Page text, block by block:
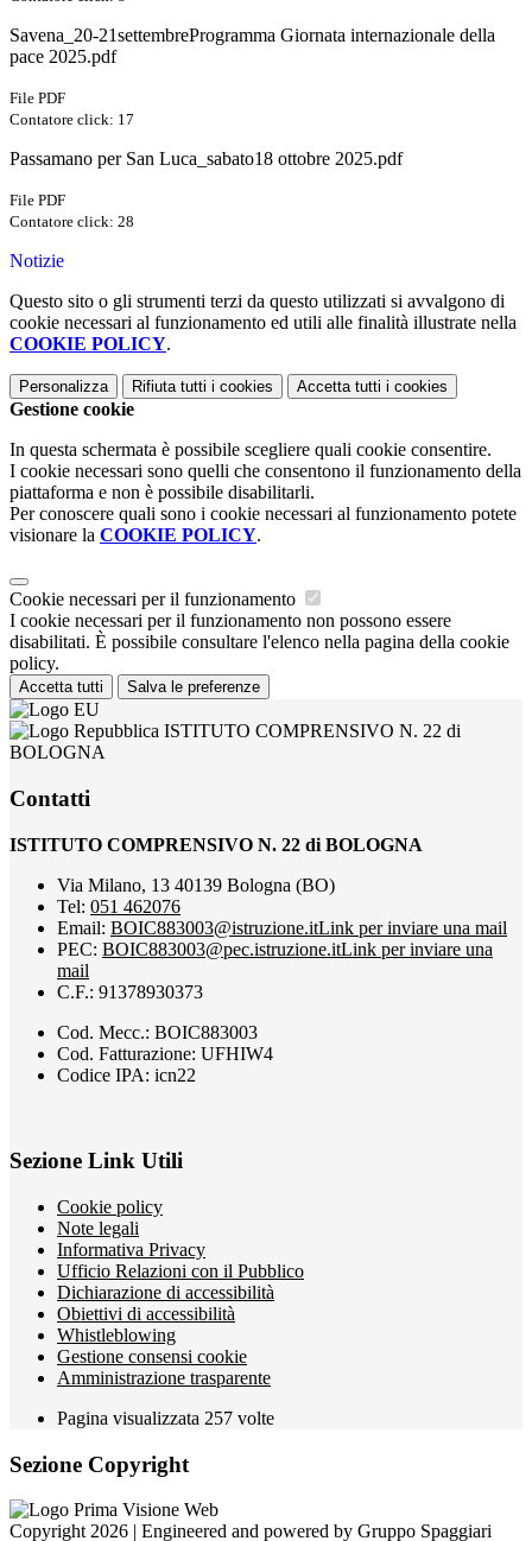
Savena_20-21settembreProgramma Giornata internazionale della
pace 2025.pdf
File PDF
Contatore click: 17
Passamano per San Luca_sabato18 ottobre 2025.pdf
File PDF
Contatore click: 28
Notizie
Questo sito o gli strumenti terzi da questo utilizzati si avvalgono di
cookie necessari al funzionamento ed utili alle finalità illustrate nella
COOKIE POLICY.
Personalizza Rifiuta tutti i cookies Accetta tutti i cookies
Gestione cookie
In questa schermata è possibile scegliere quali cookie consentire.
I cookie necessari sono quelli che consentono il funzionamento della
piattaforma e non è possibile disabilitarli.
Per conoscere quali sono i cookie necessari al funzionamento potete
visionare la COOKIE POLICY.
Cookie necessari per il funzionamento
I cookie necessari per il funzionamento non possono essere
disabilitati. È possibile consultare l'elenco nella pagina della cookie
policy.
Accetta tutti Salva le preferenze
ISTITUTO COMPRENSIVO N. 22 di
BOLOGNA
Contatti
ISTITUTO COMPRENSIVO N. 22 di BOLOGNA
Via Milano, 13 40139 Bologna (BO)
Tel: 051 462076
Email: BOIC883003@istruzione.itLink per inviare una mail
PEC: BOIC883003@pec.istruzione.itLink per inviare una
mail
C.F.: 91378930373
Cod. Mecc.: BOIC883003
Cod. Fatturazione: UFHIW4
Codice IPA: icn22
Sezione Link Utili
Cookie policy
Note legali
Informativa Privacy
Ufficio Relazioni con il Pubblico
Dichiarazione di accessibilità
Obiettivi di accessibilità
Whistleblowing
Gestione consensi cookie
Amministrazione trasparente
Pagina visualizzata 257 volte
Sezione Copyright
Copyright 2026 | Engineered and powered by Gruppo Spaggiari